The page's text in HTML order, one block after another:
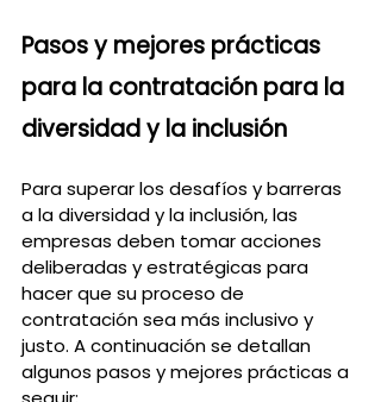
Pasos y mejores prácticas
para la contratación para la
diversidad y la inclusión
Para superar los desafíos y barreras
a la diversidad y la inclusión, las
empresas deben tomar acciones
deliberadas y estratégicas para
hacer que su proceso de
contratación sea más inclusivo y
justo. A continuación se detallan
algunos pasos y mejores prácticas a